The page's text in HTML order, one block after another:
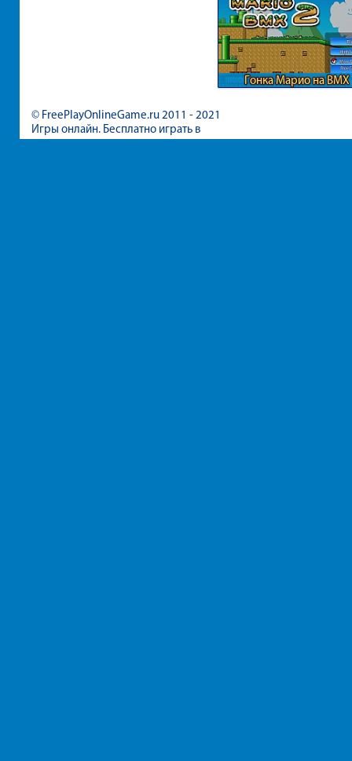
Гонка Марио на BMX
© FreePlayOnlineGame.ru 2011 - 2021
Игры онлайн. Бесплатно играть в
игры для девочек и мальчиков